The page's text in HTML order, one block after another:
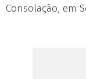
Consolação, em